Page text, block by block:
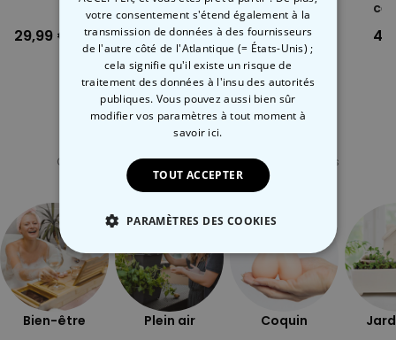
29,99 € 12,99 €
Consultez nos autres catégories de cadeux insolites
Bien-être Plein air Coquin
votre consentement s'étend également à la
transmission de données à des fournisseurs
de l'autre côté de l'Atlantique (= États-Unis) ;
cela signifie qu'il existe un risque de
traitement des données à l'insu des autorités
publiques. Vous pouvez aussi bien sûr
modifier vos paramètres à tout moment à
savoir ici.
TOUT ACCEPTER
PARAMÈTRES DES COOKIES
STRICTEMENT NÉCESSAIRE
PERFORMANCE